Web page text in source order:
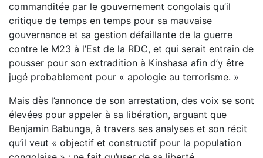
commanditée par le gouvernement congolais qu’il
critique de temps en temps pour sa mauvaise
gouvernance et sa gestion défaillante de la guerre
contre le M23 à l’Est de la RDC, et qui serait entrain de
pousser pour son extradition à Kinshasa afin d’y être
jugé probablement pour « apologie au terrorisme. »
Mais dès l’annonce de son arrestation, des voix se sont
élevées pour appeler à sa libération, arguant que
Benjamin Babunga, à travers ses analyses et son récit
qu’il veut « objectif et constructif pour la population